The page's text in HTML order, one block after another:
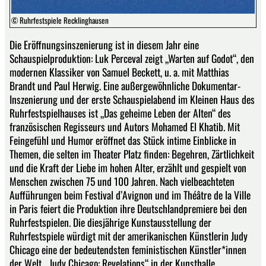
© Ruhrfestspiele Recklinghausen
Die Eröffnungsinszenierung ist in diesem Jahr eine
Schauspielproduktion: Luk Perceval zeigt „Warten auf Godot“, den
modernen Klassiker von Samuel Beckett, u. a. mit Matthias
Brandt und Paul Herwig. Eine außergewöhnliche Dokumentar-
Inszenierung und der erste Schauspielabend im Kleinen Haus des
Ruhrfestspielhauses ist „Das geheime Leben der Alten“ des
französischen Regisseurs und Autors Mohamed El Khatib. Mit
Feingefühl und Humor eröffnet das Stück intime Einblicke in
Themen, die selten im Theater Platz finden: Begehren, Zärtlichkeit
und die Kraft der Liebe im hohen Alter, erzählt und gespielt von
Menschen zwischen 75 und 100 Jahren. Nach vielbeachteten
Aufführungen beim Festival d’Avignon und im Théâtre de la Ville
in Paris feiert die Produktion ihre Deutschlandpremiere bei den
Ruhrfestspielen. Die diesjährige Kunstausstellung der
Ruhrfestspiele würdigt mit der amerikanischen Künstlerin Judy
Chicago eine der bedeutendsten feministischen Künstler*innen